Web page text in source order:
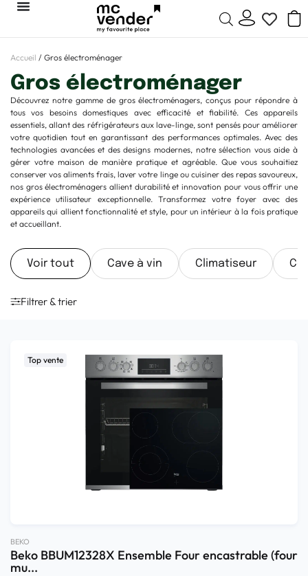
Accueil / Gros électroménager
Gros électroménager
Découvrez notre gamme de gros électroménagers, conçus pour répondre à
tous vos besoins domestiques avec efficacité et fiabilité. Ces appareils
essentiels, allant des réfrigérateurs aux lave-linge, sont pensés pour améliorer
votre quotidien tout en garantissant des performances optimales. Avec des
technologies avancées et des designs modernes, notre sélection vous aide à
gérer votre maison de manière pratique et agréable. Que vous souhaitiez
conserver vos aliments frais, laver votre linge ou cuisiner des repas savoureux,
nos gros électroménagers allient durabilité et innovation pour vous offrir une
expérience utilisateur exceptionnelle. Transformez votre foyer avec des
appareils qui allient fonctionnalité et style, pour un intérieur à la fois pratique
et accueillant.
Voir tout Cave à vin Climatiseur
Filtrer & trier
Top vente
BEKO
Beko BBUM12328X Ensemble Four encastrable (four
mu...